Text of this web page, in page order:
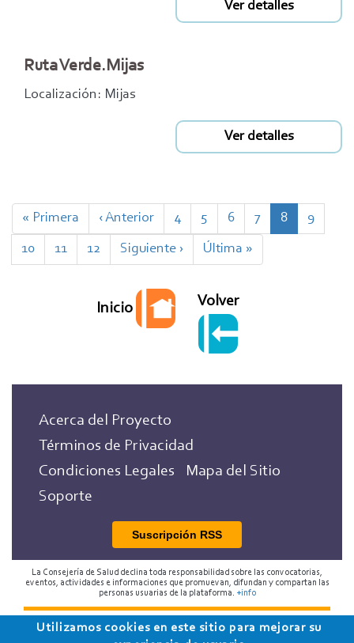
Ver detalles
Ruta Verde.Mijas
Localización: Mijas
Ver detalles
Paginación
Primera
página
« Primera
Página
anterior
‹ Anterior Page
4 Page
5 Page
6 Page
7
Página
actual
8 Page
9
Page
10 Page
11 Page
12
Siguiente
página
Siguiente ›
Última
página
Última »
Inicio Volver
Acerca del Proyecto
Términos de Privacidad
Condiciones Legales
Mapa del Sitio
Soporte
Suscripción RSS
La Consejería de Salud declina toda responsabilidad sobre las convocatorias,
eventos, actividades e informaciones que promuevan, difundan y compartan las
personas usuarias de la plataforma. +info
2018 Programa de Envejecimiento Saludable de la
Utilizamos cookies en este sitio para mejorar su